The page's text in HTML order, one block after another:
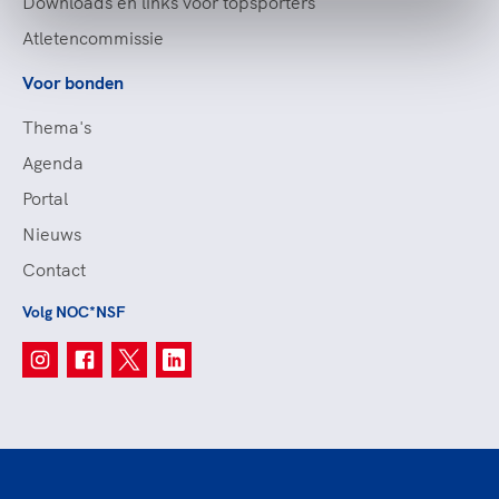
Atletencommissie
Voor bonden
Thema's
Agenda
Portal
Nieuws
Contact
Volg NOC*NSF